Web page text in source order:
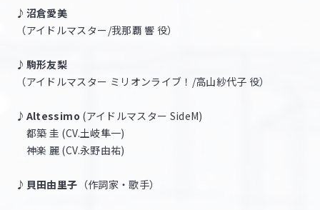
♪沼倉愛美
（アイドルマスター/我那覇 響 役）
♪駒形友梨
（アイドルマスター ミリオンライブ！/高山紗代子 役）
♪Altessimo (アイドルマスター SideM)
都築 圭 (CV.土岐隼一)
神楽 麗 (CV.永野由祐)
♪貝田由里子 （作詞家・歌手）